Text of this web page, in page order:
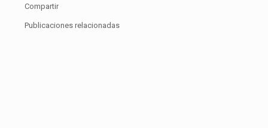
Compartir
Publicaciones relacionadas